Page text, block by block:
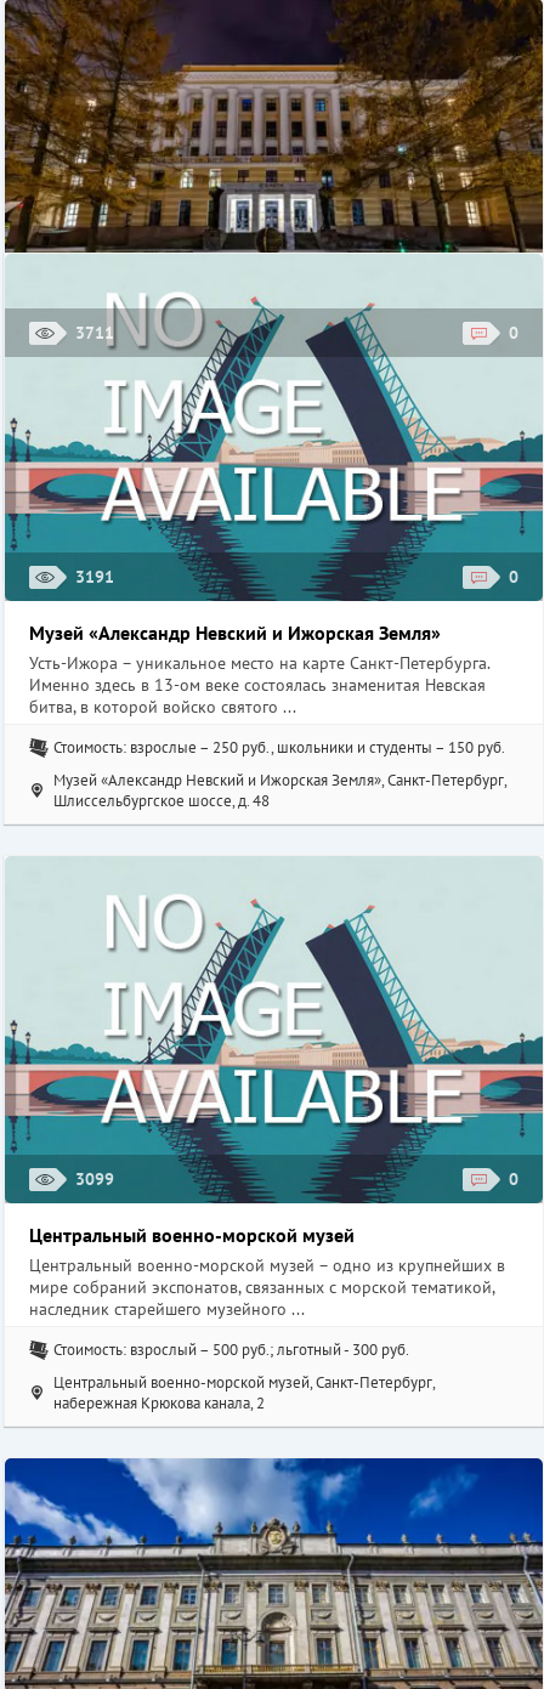
3711 0
Музей Эрарта
Музей Эрарта в Санкт-Петербурге – крупнейшее в России
частное собрание произведений современного искусства,
доступное для осмотра всеми желающими. ...
Стоимость: 600 руб.
Музей Эрарта, Санкт-Петербург, ул. 29-я линия Васильевского
острова, 2
3191 0
Музей «Александр Невский и Ижорская Земля»
Усть-Ижора – уникальное место на карте Санкт-Петербурга.
Именно здесь в 13-ом веке состоялась знаменитая Невская
битва, в которой войско святого ...
Стоимость: взрослые – 250 руб., школьники и студенты – 150 руб.
Музей «Александр Невский и Ижорская Земля», Санкт-Петербург,
Шлиссельбургское шоссе, д. 48
3099 0
Центральный военно-морской музей
Центральный военно-морской музей – одно из крупнейших в
мире собраний экспонатов, связанных с морской тематикой,
наследник старейшего музейного ...
Стоимость: взрослый – 500 руб.; льготный - 300 руб.
Центральный военно-морской музей, Санкт-Петербург,
набережная Крюкова канала, 2